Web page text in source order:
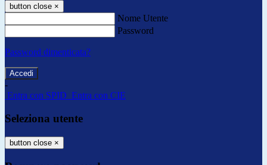
button close ×
Nome Utente
Password
Password dimenticata?
-
Entra con SPID Entra con CIE
Seleziona utente
button close ×